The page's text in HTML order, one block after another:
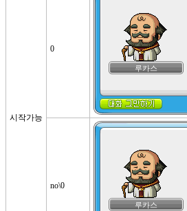
시작가능
0
루카스
no\0
루카스